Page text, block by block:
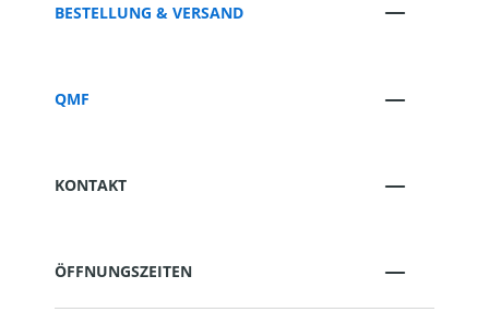
BESTELLUNG & VERSAND
QMF
KONTAKT
ÖFFNUNGSZEITEN